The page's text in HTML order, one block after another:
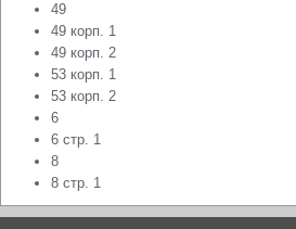
49
49 корп. 1
49 корп. 2
53 корп. 1
53 корп. 2
6
6 стр. 1
8
8 стр. 1